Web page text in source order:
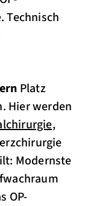
Technisch
Platz
Hier werden
Modernste
OP-